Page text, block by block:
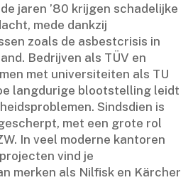
jaren ’80 krijgen schadelijke
mede dankzij
zoals de asbestcrisis in
Bedrijven als TÜV en
met universiteiten als TU
langdurige blootstelling leidt
Sindsdien is
met een grote rol
In veel moderne kantoren
vind je
merken als Nilfisk en Kärcher